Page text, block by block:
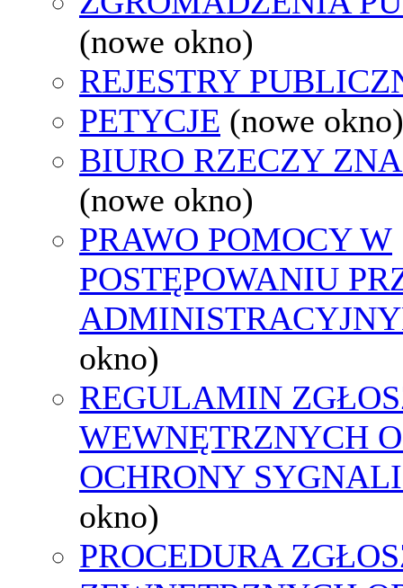
(nowe okno)
REJESTRY
PETYCJE (nowe okno)
BIURO RZECZY
(nowe okno)
PRAWO POMOCY W
POSTĘPOWANIU
okno)
REGULAMIN
WEWNĘTRZNYCH
OCHRONY
okno)
PROCEDURA